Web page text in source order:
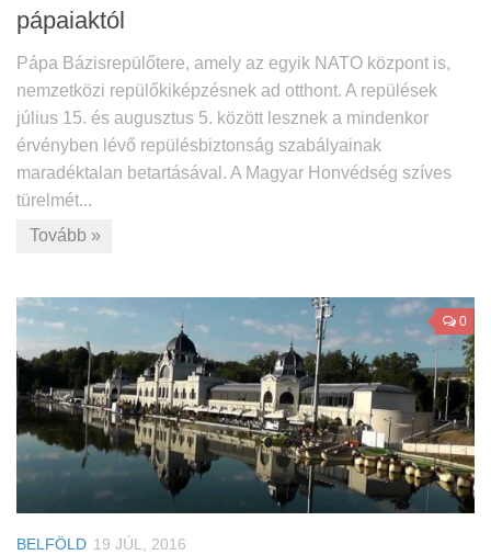
pápaiaktól
Pápa Bázisrepülőtere, amely az egyik NATO központ is,
nemzetközi repülőkiképzésnek ad otthont. A repülések
július 15. és augusztus 5. között lesznek a mindenkor
érvényben lévő repülésbiztonság szabályainak
maradéktalan betartásával. A Magyar Honvédség szíves
türelmét...
Tovább »
0
BELFÖLD 19 JÚL, 2016